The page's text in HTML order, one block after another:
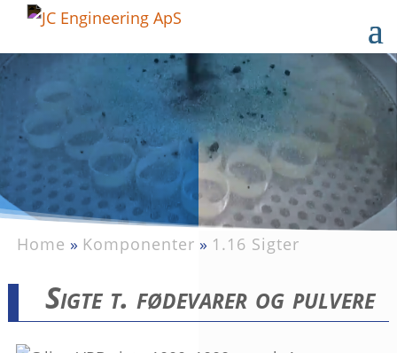
Home » Komponenter » 1.16 Sigter
Sigte t. fødevarer og pulvere